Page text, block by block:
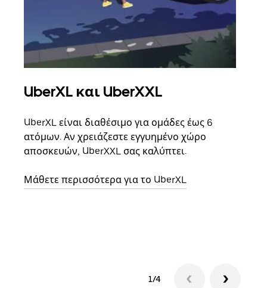
UberXL και UberXXL
UberXL είναι διαθέσιμο για ομάδες έως 6
ατόμων. Αν χρειάζεστε εγγυημένο χώρο
αποσκευών, UberXXL σας καλύπτει.
Μάθετε περισσότερα για το UberXL
1/4